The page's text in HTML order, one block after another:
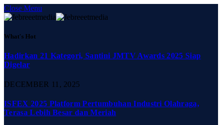
Close Menu
What's Hot
Hadirkan 21 Kategori, Santini JMTV Awards 2025 Siap
Digelar
DECEMBER 11, 2025
ISFEX 2025 Platform Pertumbuhan Industri Olahraga,
Terasa Lebih Besar dan Meriah